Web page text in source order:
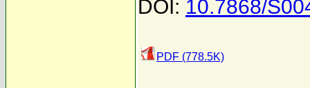
DOI: 10.7868/
PDF (778.5K)